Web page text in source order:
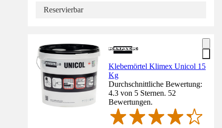
Reservierbar
Klebemörtel Klimex Unicol 15
Kg
Durchschnittliche Bewertung:
4.3 von 5 Sternen. 52
Bewertungen.